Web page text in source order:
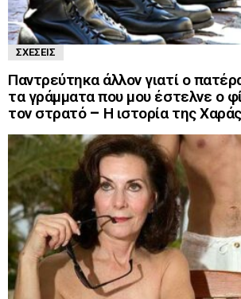
ΣΧΈΣΕΙΣ
Παντρεύτηκα άλλον γιατί ο
τα γράμματα που μου έστελνε ο
τον στρατό – Η ιστορία της Χαράς